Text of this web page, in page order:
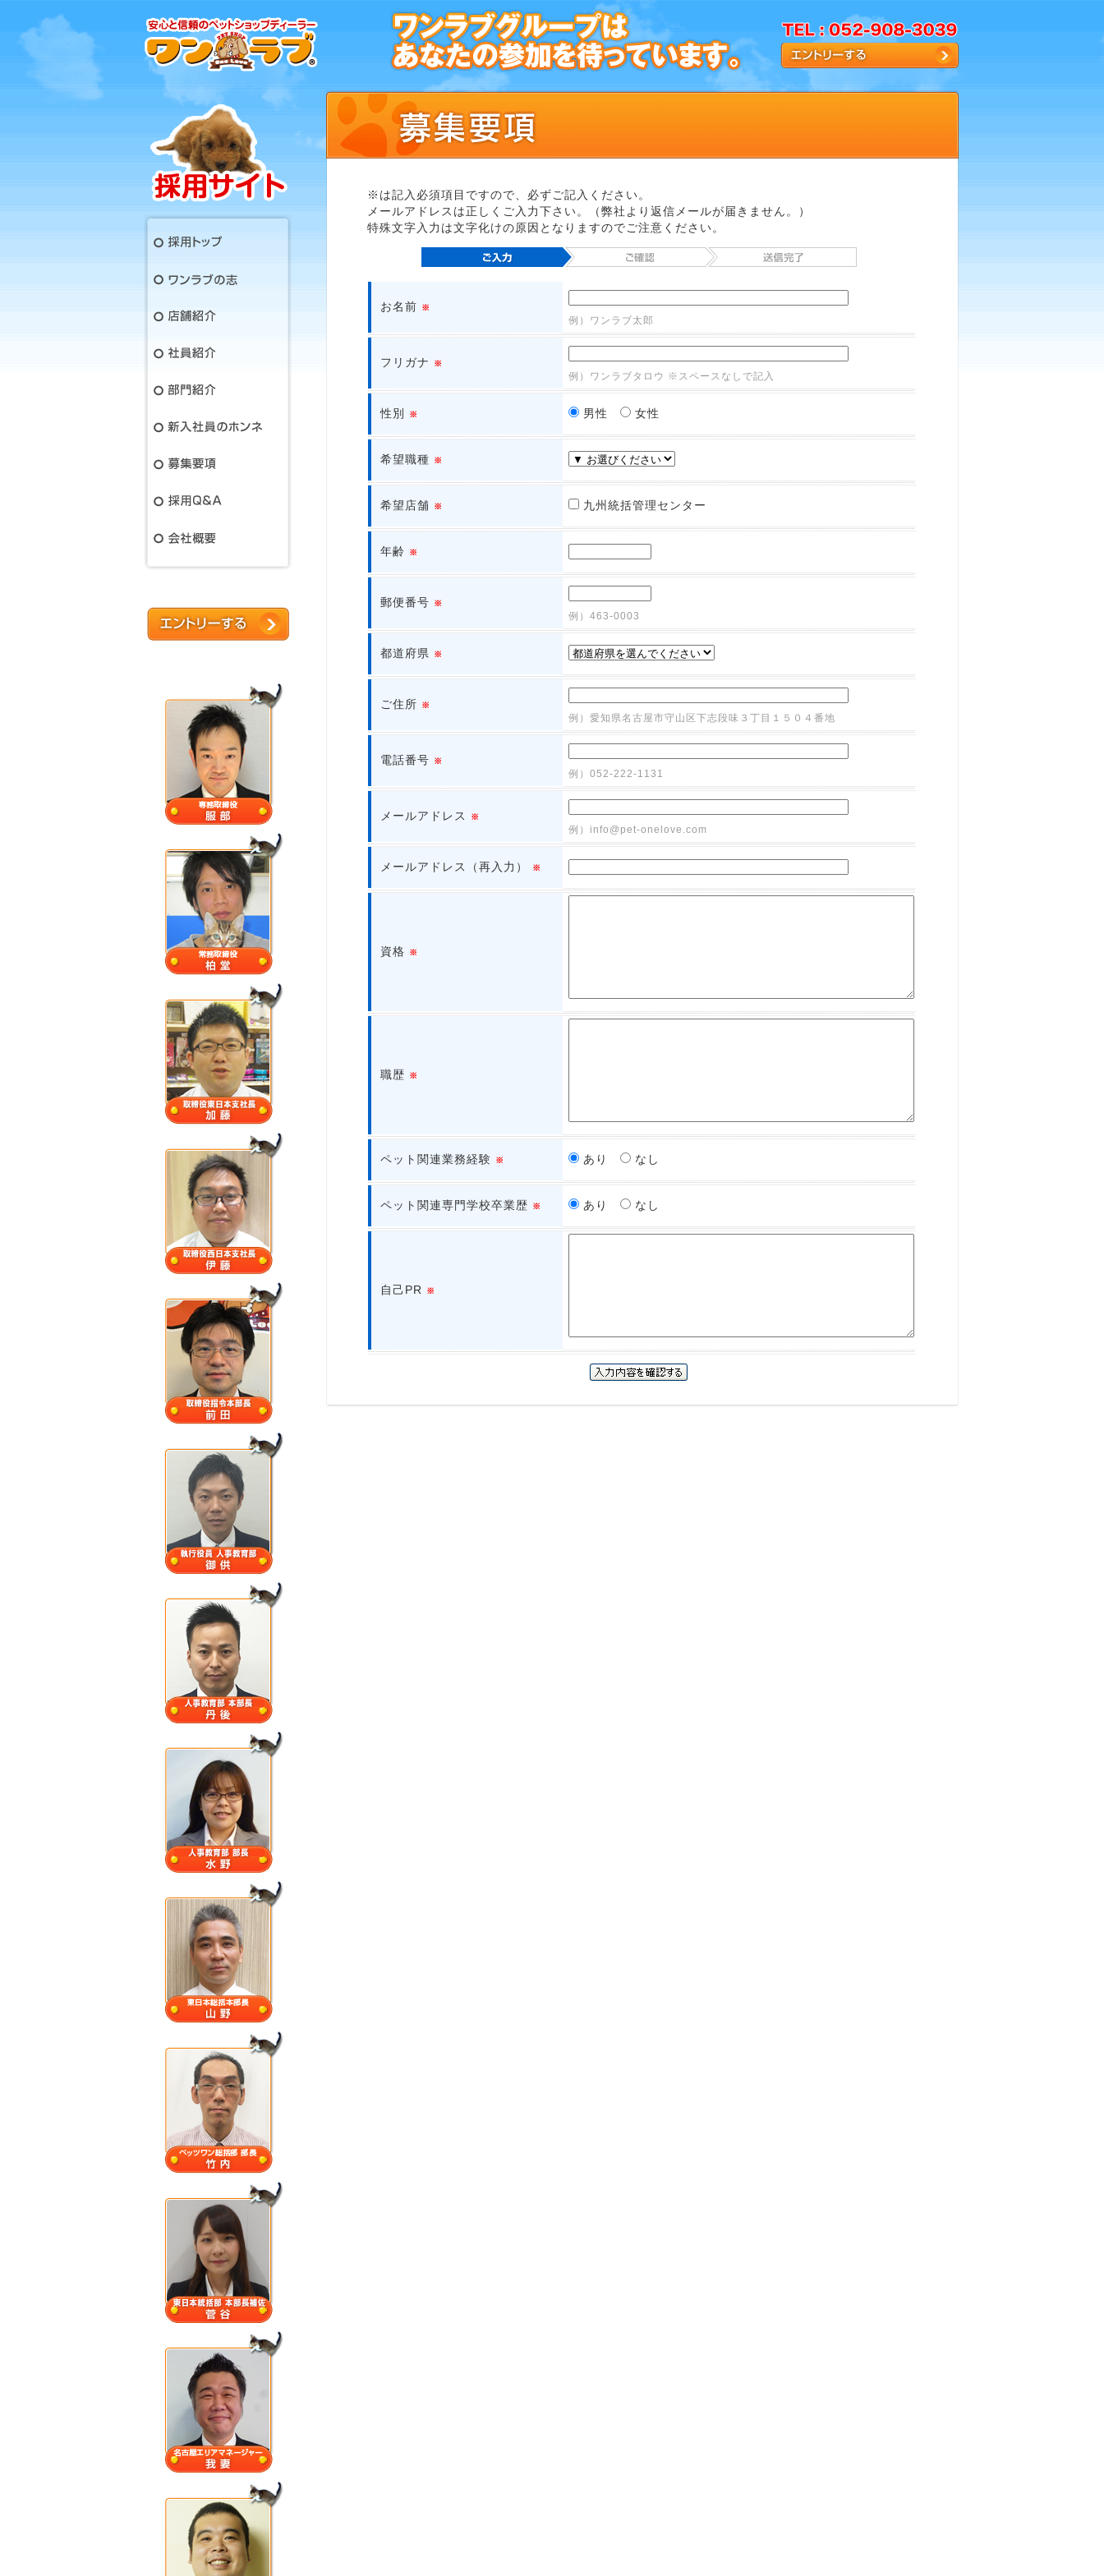
※は記入必須項目ですので、必ずご記入ください。
メールアドレスは正しくご入力下さい。（弊社より返信メールが届きません。）
特殊文字入力は文字化けの原因となりますのでご注意ください。
お名前 ※
例）ワンラブ太郎
フリガナ ※
例）ワンラブタロウ ※スペースなしで記入
性別 ※ 男性 女性
希望職種 ※
希望店舗 ※ 九州統括管理センター
年齢 ※
郵便番号 ※
例）463-0003
都道府県 ※
ご住所 ※
例）愛知県名古屋市守山区下志段味３丁目１５０４番地
電話番号 ※
例）052-222-1131
メールアドレス ※
例）info@pet-onelove.com
メールアドレス（再入力） ※
資格 ※
職歴 ※
ペット関連業務経験 ※ あり なし
ペット関連専門学校卒業歴 ※ あり なし
自己PR ※